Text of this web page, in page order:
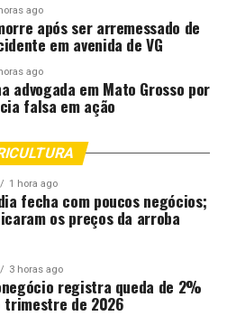
ago
após ser arremessado de
em avenida de VG
ago
advogada em Mato Grosso por
falsa em ação
1 hora ago
fecha com poucos negócios;
os preços da arroba
3 horas ago
registra queda de 2%
trimestre de 2026